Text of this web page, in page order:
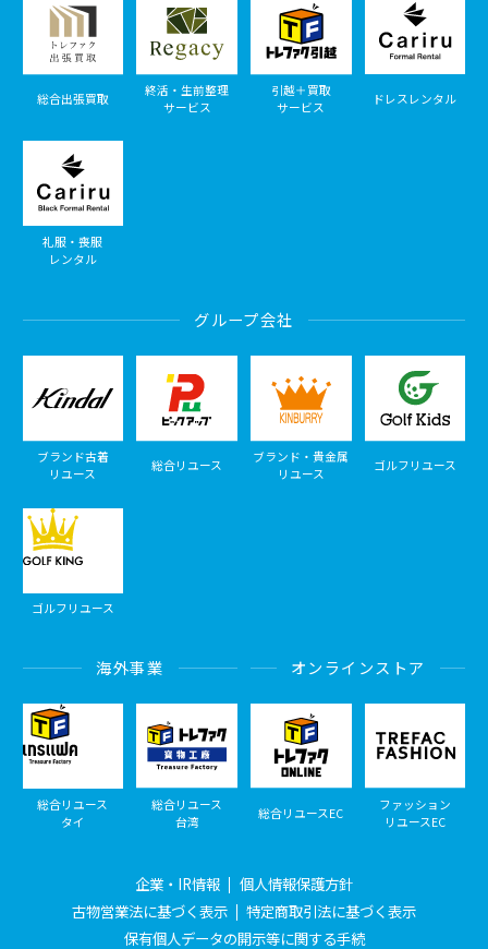
総合出張買取
終活・生前整理
サービス
引越＋買取
サービス
ドレスレンタル
礼服・喪服
レンタル
グループ会社
ブランド古着
リユース
総合リユース
ブランド・貴金属
リユース
ゴルフリユース
ゴルフリユース
海外事業
総合リユース
タイ
総合リユース
台湾
オンラインストア
総合リユースEC
ファッション
リユースEC
企業・IR情報
個人情報保護方針
古物営業法に基づく表示
特定商取引法に基づく表示
保有個人データの開示等に関する手続